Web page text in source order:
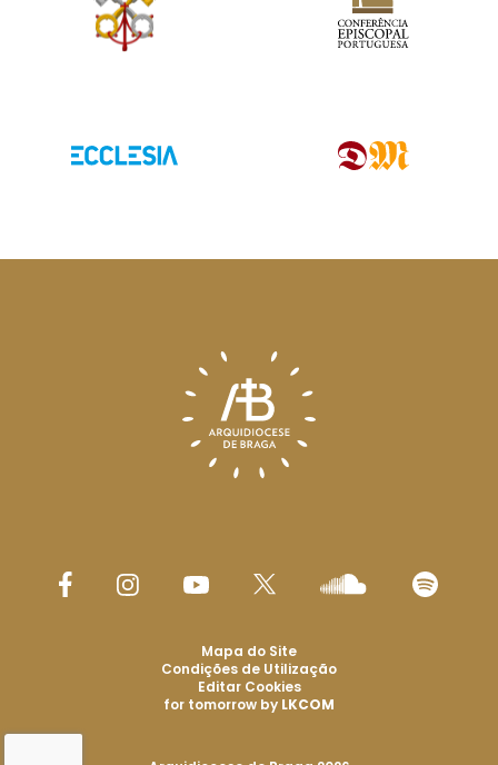
Mapa do Site
Condições de Utilização
Editar Cookies
for tomorrow by LKCOM